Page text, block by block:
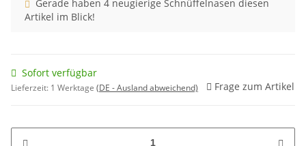
Gerade haben 4 neugierige Schnüffelnasen diesen
Artikel im Blick!
Sofort verfügbar
Lieferzeit: 1 Werktage (DE - Ausland abweichend) Frage zum Artikel